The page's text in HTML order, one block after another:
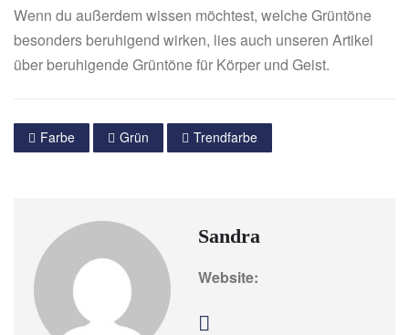
Wenn du außerdem wissen möchtest, welche Grüntöne
besonders beruhigend wirken, lies auch unseren Artikel
über beruhigende Grüntöne für Körper und Geist.
Farbe Grün Trendfarbe
Sandra
Website: